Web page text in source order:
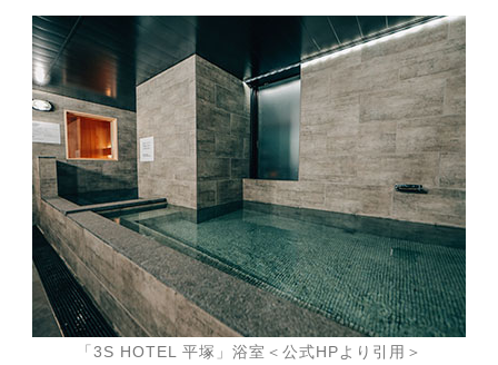
「3S HOTEL 平塚」浴室＜公式HPより引用＞